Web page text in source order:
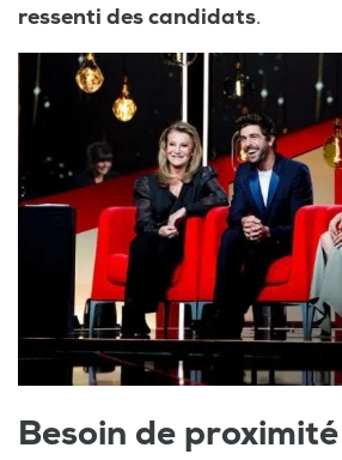
ressenti des candidats.
Besoin de proximité